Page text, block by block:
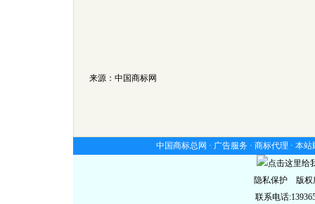
来源：中国商标网
中国商标总网 · 广告服务 · 商标代理 · 本站
隐私保护 版权
联系电话